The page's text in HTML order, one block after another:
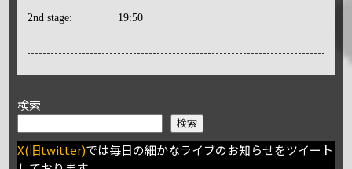
2nd stage: 19:50
検索
検索
X(旧twitter)では毎日の細かなライブのお知らせをツイート